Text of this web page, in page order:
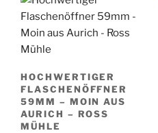
HOCHWERTIGER
FLASCHENÖFFNER
59MM – MOIN AUS
AURICH – ROSS
MÜHLE